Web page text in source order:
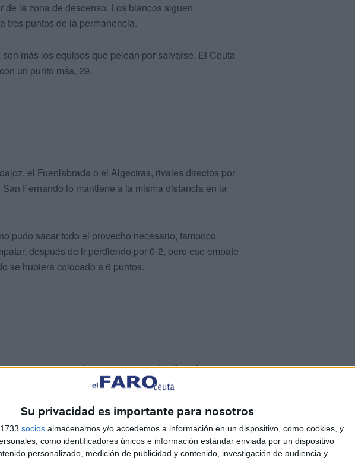
Su privacidad es importante para nosotros
socios almacenamos y/o accedemos a información en un dispositivo, como cookies, y
como identificadores únicos e información estándar enviada por un dispositivo
personalizado, medición de publicidad y contenido, investigación de audiencia y
la zona de descenso. Los blancos siguen
tres puntos de la permanencia.
más los equipos que pelean por salvarse. El Ceuta
un punto más, 29.
el Fuenlabrada o el Algeciras, rivales directos por
Fernando lo mantiene a la misma distancia en la
pudo sacar todo el provecho necesario, tampoco
después de ir perdiendo por 0-2, pero ese empate
se hubiera colocado a 6 puntos.
y aunque cada partido es una ‘final’ será muy
jornadas y es ahora donde se decide todo, así que es